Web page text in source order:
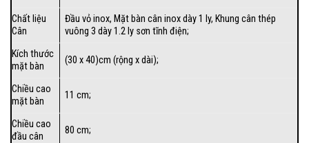
Chất liệu
Cân
Đầu vỏ inox, Mặt bàn cân inox dày 1 ly, Khung cân thép
vuông 3 dày 1.2 ly sơn tĩnh điện;
Kích thước
mặt bàn
(30 x 40)cm (rộng x dài);
Chiều cao
mặt bàn
11 cm;
Chiều cao
đầu cân
80 cm;